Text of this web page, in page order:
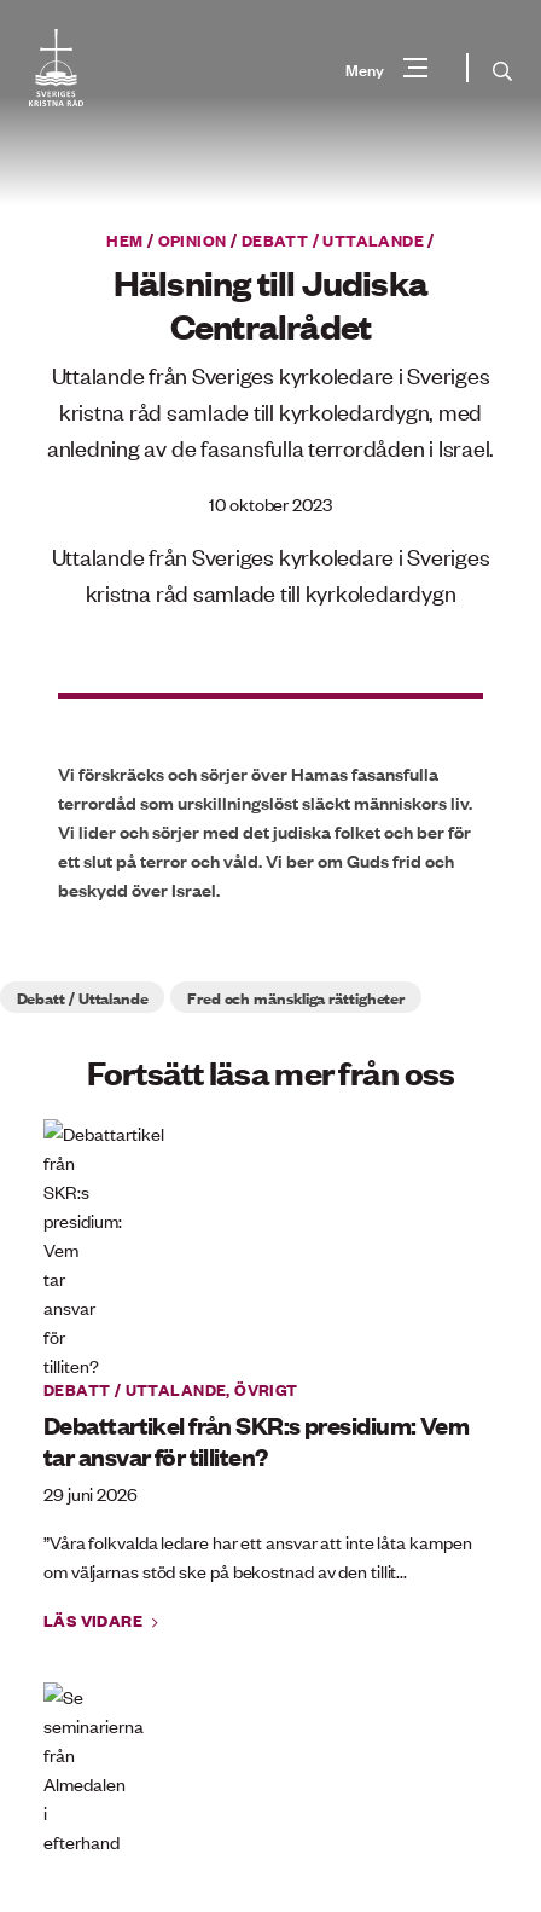
innehåll
Meny Sök
HEM / OPINION / DEBATT / UTTALANDE/
Hälsning till Judiska
Centralrådet
Uttalande från Sveriges kyrkoledare i Sveriges
kristna råd samlade till kyrkoledardygn, med
anledning av de fasansfulla terrordåden i Israel.
10 oktober 2023
Uttalande från Sveriges kyrkoledare i Sveriges
kristna råd samlade till kyrkoledardygn
Vi förskräcks och sörjer över Hamas fasansfulla
terrordåd som urskillningslöst släckt människors liv.
Vi lider och sörjer med det judiska folket och ber för
ett slut på terror och våld. Vi ber om Guds frid och
beskydd över Israel.
Debatt / Uttalande Fred och mänskliga rättigheter
Fortsätt läsa mer från oss
DEBATT / UTTALANDE,ÖVRIGT
Debattartikel från SKR:s presidium: Vem
tar ansvar för tilliten?
29 juni 2026
”Våra folkvalda ledare har ett ansvar att inte låta kampen
om väljarnas stöd ske på bekostnad av den tillit...
LÄS VIDARE